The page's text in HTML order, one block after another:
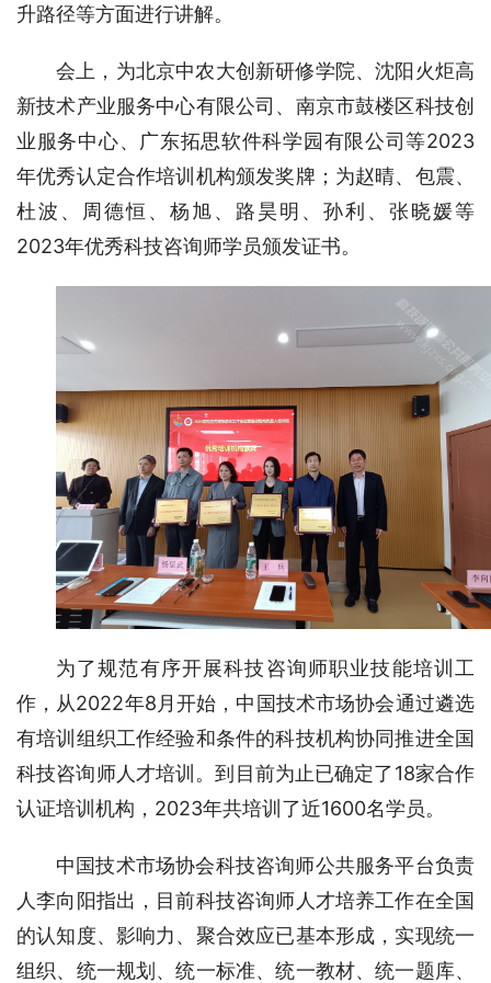
升路径等方面进行讲解。
会上，为北京中农大创新研修学院、沈阳火炬高
新技术产业服务中心有限公司、南京市鼓楼区科技创
业服务中心、广东拓思软件科学园有限公司等2023
年优秀认定合作培训机构颁发奖牌；为赵晴、包震、
杜波、周德恒、杨旭、路昊明、孙利、张晓媛等
2023年优秀科技咨询师学员颁发证书。
为了规范有序开展科技咨询师职业技能培训工
作，从2022年8月开始，中国技术市场协会通过遴选
有培训组织工作经验和条件的科技机构协同推进全国
科技咨询师人才培训。到目前为止已确定了18家合作
认证培训机构，2023年共培训了近1600名学员。
中国技术市场协会科技咨询师公共服务平台负责
人李向阳指出，目前科技咨询师人才培养工作在全国
的认知度、影响力、聚合效应已基本形成，实现统一
组织、统一规划、统一标准、统一教材、统一题库、